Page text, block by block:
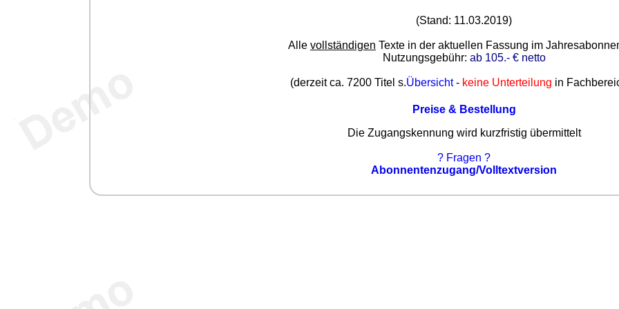
(Stand: 11.03.2019)
Alle vollständigen Texte in der aktuellen Fassung im
Nutzungsgebühr: ab 105.- € netto
(derzeit ca. 7200 Titel s.Übersicht- keine Unterteilung in
Preise & Bestellung
Die Zugangskennung wird kurzfristig übermittelt
? Fragen ?
Abonnentenzugang/Volltextversion